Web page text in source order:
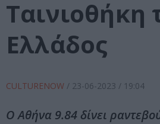
Ταινιοθήκη
Ελλάδος
CULTURENOW / 23-06-2023 / 19:04
O Αθήνα 9.84 δίνει